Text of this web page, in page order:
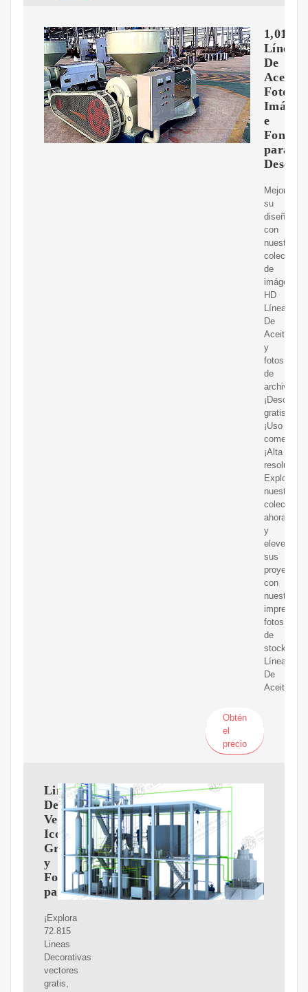
1,016
Línea
De
Aceite
Fotos,
e
Fondo
para
Mejore
su
diseño
con
nuestra
colección
de
imágenes
HD
Línea
De
Aceite
y
fotos
de
archivo.
¡Descarga
gratis!
¡Uso
comercial!
¡Alta
resolución!
Explore
nuestra
colección
ahora
y
eleve
sus
proyectos
con
nuestras
fotos
de
stock
Línea
De
Aceite.
Obtén
el
precio
Lineas
Decorativas
Vectores,
Iconos,
Gráficos
y
Fondos
para
¡Explora
72.815
Lineas
Decorativas
vectores
gratis,